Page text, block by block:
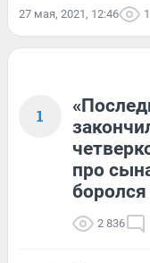
27 мая, 2021, 12:46
1
про
2 836